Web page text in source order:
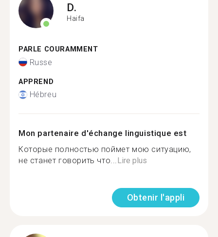
D.
Haifa
PARLE COURAMMENT
Russe
APPREND
Hébreu
Mon partenaire d'échange linguistique est
Которые полностью поймет мою ситуацию,
не станет говорить что...Lire plus
Obtenir l'appli